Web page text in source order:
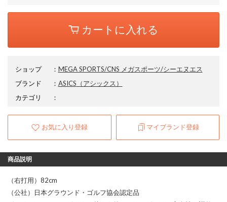
カートに入れる
ショップ ： MEGA SPORTS/CNS メガスポーツ/シーエヌエス
ブランド
： ASICS （アシックス）
カテゴリ
：
お気に入り登録 マイブランド登録
商品説明
（右打用）82cm
（公社）日本グラウンド・ゴルフ協会認定品